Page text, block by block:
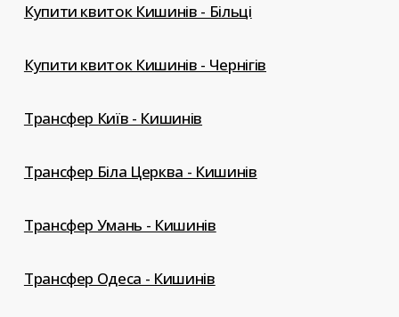
Купити квиток Кишинів - Більці
Купити квиток Кишинів - Чернігів
Трансфер Київ - Кишинів
Трансфер Біла Церква - Кишинів
Трансфер Умань - Кишинів
Трансфер Одеса - Кишинів